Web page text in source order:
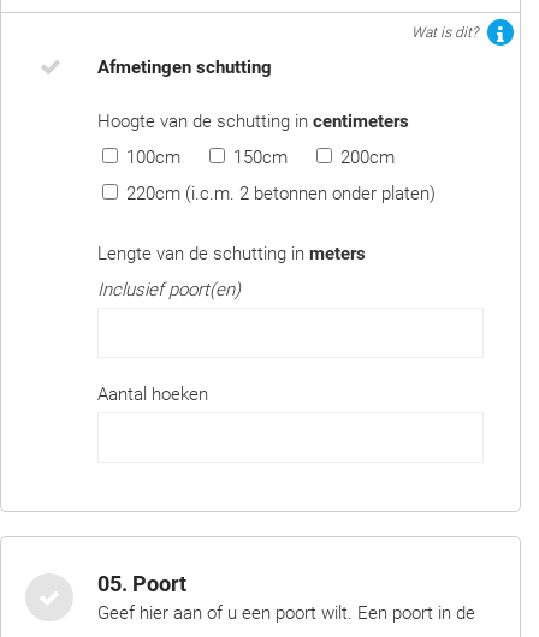
Wat is dit?
Afmetingen schutting
Hoogte van de schutting in centimeters
100cm
150cm
200cm
220cm (i.c.m. 2 betonnen onder platen)
Lengte van de schutting in meters
Inclusief poort(en)
Aantal hoeken
05. Poort
Geef hier aan of u een poort wilt. Een poort in de